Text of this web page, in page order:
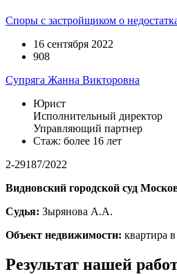
Споры с застройщиком о
16 сентября 2022
908
Супряга Жанна Викторовна
Юрист
Исполнительный директор
Управляющий партнер
Стаж: более 16 лет
2-29187/2022
Видновский городской суд
Судья: Зырянова А.А.
Объект недвижимости: квартира
Результат нашей